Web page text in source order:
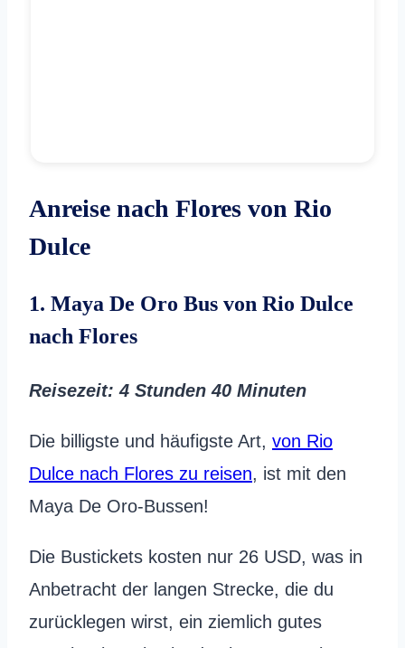
Anreise nach Flores von Rio
Dulce
1. Maya De Oro Bus von Rio Dulce
nach Flores
Reisezeit: 4 Stunden 40 Minuten
Die billigste und häufigste Art, von Rio
Dulce nach Flores zu reisen, ist mit den
Maya De Oro-Bussen!
Die Bustickets kosten nur 26 USD, was in
Anbetracht der langen Strecke, die du
zurücklegen wirst, ein ziemlich gutes